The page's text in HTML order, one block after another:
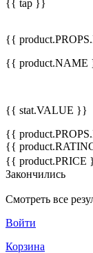
{{ tap }}
{{
{{ product.NAME
{{ stat.VALUE }}
{{
{{
{{ product.PRICE
Закончились
Смотреть все
Войти
Корзина